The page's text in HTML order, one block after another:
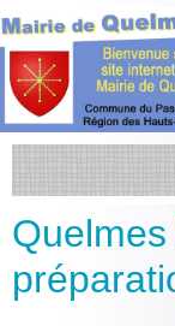
Accueil
Actualités